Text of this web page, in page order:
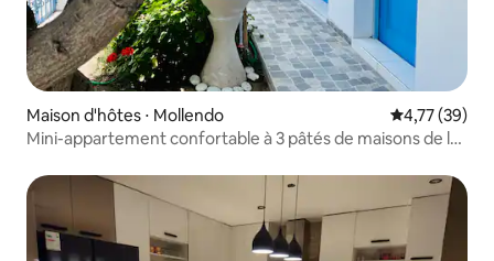
Maison d'hôtes ⋅ Mollendo Évaluation
4,77 (39)
Mini-appartement confortable à 3 pâtés de maisons de la